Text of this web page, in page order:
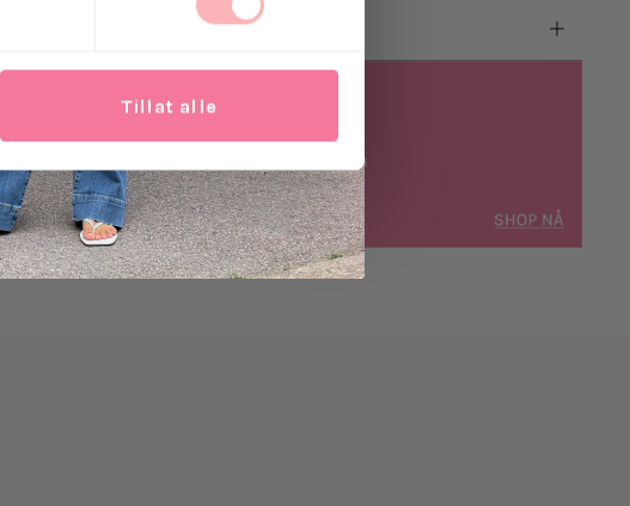
Tillat alle